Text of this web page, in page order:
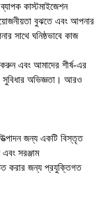
কাস্টমাইজেশন
বুঝতে এবং আপনার
সাথে ঘনিষ্ঠভাবে কাজ
এবং আমাদের শীর্ষ-এর
সুবিধার অভিজ্ঞতা। আরও
উত্পাদন জন্য একটি বিস্তৃত
সরঞ্জাম
করার জন্য প্রযুক্তিগত